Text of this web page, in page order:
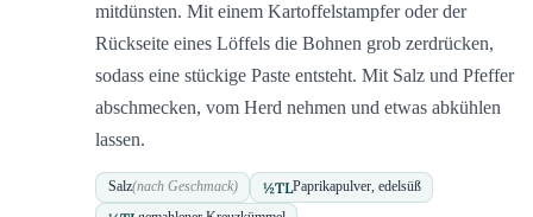
mitdünsten. Mit einem Kartoffelstampfer oder der
Rückseite eines Löffels die Bohnen grob zerdrücken,
sodass eine stückige Paste entsteht. Mit Salz und Pfeffer
abschmecken, vom Herd nehmen und etwas abkühlen
lassen.
Salz(nach Geschmack) ½TLPaprikapulver, edelsüß